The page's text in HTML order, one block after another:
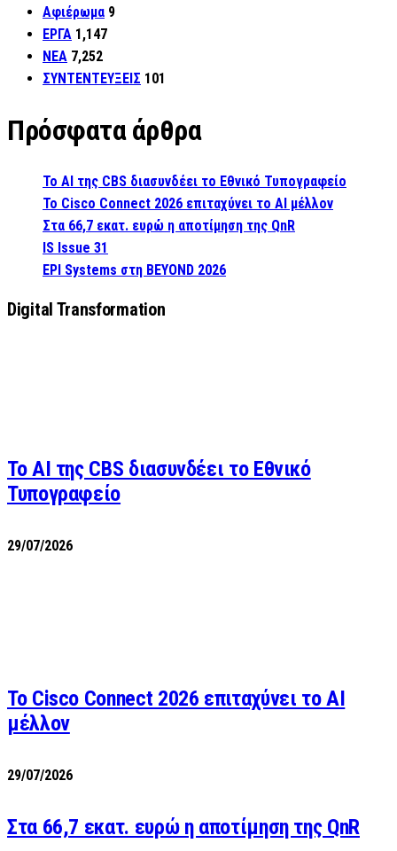
Αφιέρωμα 9
ΕΡΓΑ 1,147
ΝΕΑ 7,252
ΣΥΝΤΕΝΤΕΥΞΕΙΣ 101
Πρόσφατα άρθρα
Το AI της CBS διασυνδέει το Εθνικό Τυπογραφείο
Το Cisco Connect 2026 επιταχύνει το AI μέλλον
Στα 66,7 εκατ. ευρώ η αποτίμηση της QnR
IS Issue 31
EPI Systems στη BEYOND 2026
Digital Transformation
Το AI της CBS διασυνδέει το Εθνικό
Τυπογραφείο
29/07/2026
Το Cisco Connect 2026 επιταχύνει το AI
μέλλον
29/07/2026
Στα 66,7 εκατ. ευρώ η αποτίμηση της QnR